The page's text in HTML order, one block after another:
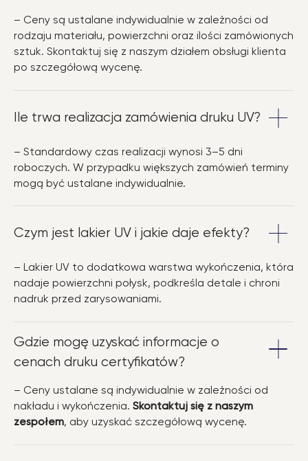
– Ceny są ustalane indywidualnie w zależności od
rodzaju materiału, powierzchni oraz ilości zamówionych
sztuk. Skontaktuj się z naszym działem obsługi klienta
po szczegółową wycenę.
Ile trwa realizacja zamówienia druku UV?
– Standardowy czas realizacji wynosi 3–5 dni
roboczych. W przypadku większych zamówień terminy
mogą być ustalane indywidualnie.
Czym jest lakier UV i jakie daje efekty?
– Lakier UV to dodatkowa warstwa wykończenia, która
nadaje powierzchni połysk, podkreśla detale i chroni
nadruk przed zarysowaniami.
Gdzie mogę uzyskać informacje o
cenach druku certyfikatów?
– Ceny ustalane są indywidualnie w zależności od
nakładu i wykończenia. Skontaktuj się z naszym
zespołem, aby uzyskać szczegółową wycenę.